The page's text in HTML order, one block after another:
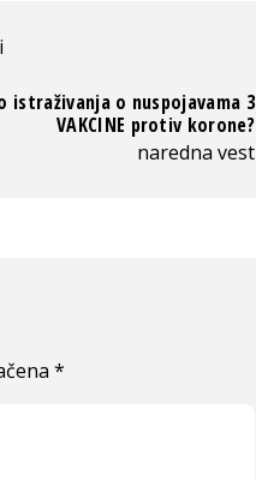
istraživanja o nuspojavama 3
VAKCINE protiv korone?
naredna vest
*